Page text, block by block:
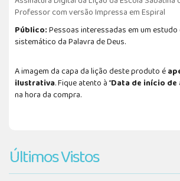
Professor com versão Impressa em Espiral
Público:Pessoas interessadas em um
sistemático da Palavra de Deus.
A imagem da capa da lição deste produto é
ilustrativa. Fique atento à “Data de início de
na hora da compra.
Últimos Vistos